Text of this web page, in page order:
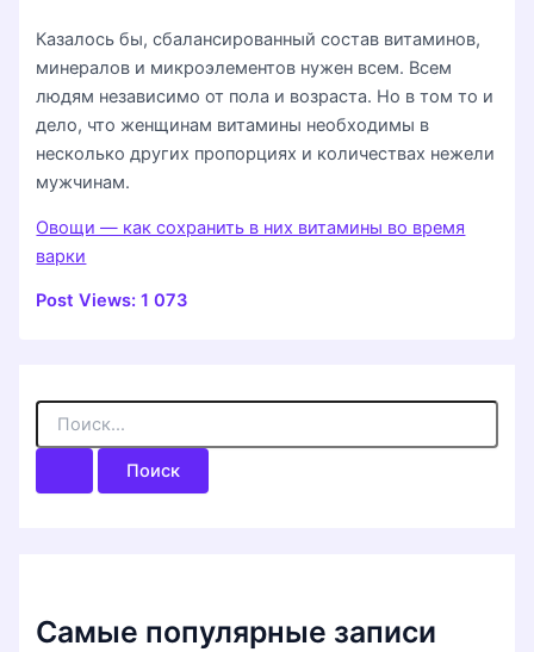
Казалось бы, сбалансированный состав витаминов,
минералов и микроэлементов нужен всем. Всем
людям независимо от пола и возраста. Но в том то и
дело, что женщинам витамины необходимы в
несколько других пропорциях и количествах нежели
мужчинам.
Овощи — как сохранить в них витамины во время
варки
Post Views: 1 073
П
и
Самые популярные записи